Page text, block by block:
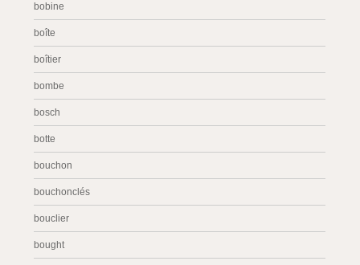
bobine
boîte
boîtier
bombe
bosch
botte
bouchon
bouchonclés
bouclier
bought